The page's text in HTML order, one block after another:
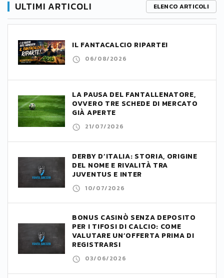
ULTIMI ARTICOLI ELENCO ARTICOLI
IL FANTACALCIO RIPARTE!
06/08/2026
LA PAUSA DEL FANTALLENATORE,
OVVERO TRE SCHEDE DI MERCATO
GIÀ APERTE
21/07/2026
DERBY D’ITALIA: STORIA, ORIGINE
DEL NOME E RIVALITÀ TRA
JUVENTUS E INTER
10/07/2026
BONUS CASINÒ SENZA DEPOSITO
PER I TIFOSI DI CALCIO: COME
VALUTARE UN’OFFERTA PRIMA DI
REGISTRARSI
03/06/2026